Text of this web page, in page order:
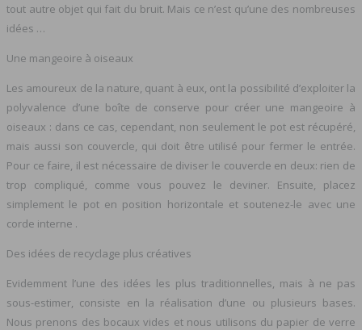
tout autre objet qui fait du bruit. Mais ce n’est qu’une des nombreuses
idées …
Une mangeoire à oiseaux
Les amoureux de la nature, quant à eux, ont la possibilité d’exploiter la
polyvalence d’une boîte de conserve pour créer une mangeoire à
oiseaux : dans ce cas, cependant, non seulement le pot est récupéré,
mais aussi son couvercle, qui doit être utilisé pour fermer le entrée.
Pour ce faire, il est nécessaire de diviser le couvercle en deux: rien de
trop compliqué, comme vous pouvez le deviner. Ensuite, placez
simplement le pot en position horizontale et soutenez-le avec une
corde interne .
Des idées de recyclage plus créatives
Evidemment l’une des idées les plus traditionnelles, mais à ne pas
sous-estimer, consiste en la réalisation d’une ou plusieurs bases.
Nous prenons des bocaux vides et nous utilisons du papier de verre